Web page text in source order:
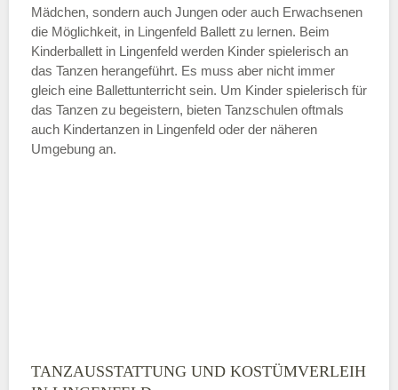
Mädchen, sondern auch Jungen oder auch Erwachsenen
die Möglichkeit, in Lingenfeld Ballett zu lernen. Beim
Kinderballett in Lingenfeld werden Kinder spielerisch an
das Tanzen herangeführt. Es muss aber nicht immer
gleich eine Ballettunterricht sein. Um Kinder spielerisch für
das Tanzen zu begeistern, bieten Tanzschulen oftmals
auch Kindertanzen in Lingenfeld oder der näheren
Umgebung an.
TANZAUSSTATTUNG UND KOSTÜMVERLEIH